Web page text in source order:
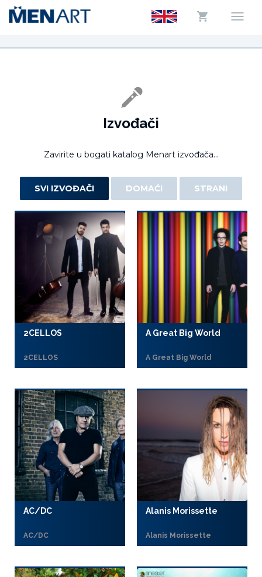
Izvođači
Zavirite u bogati katalog Menart izvođača...
SVI IZVOĐAČI DOMAĆI STRANI
2CELLOS
2CELLOS
A Great Big World
A Great Big World
AC/DC
AC/DC
Alanis Morissette
Alanis Morissette